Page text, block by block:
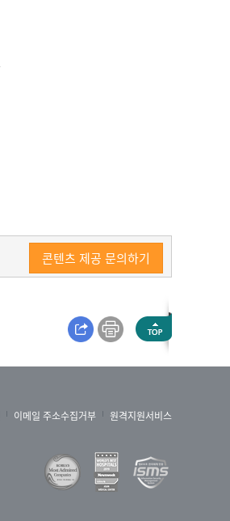
콘텐츠 제공 문의하기
이메일 주소수집거부 원격지원서비스